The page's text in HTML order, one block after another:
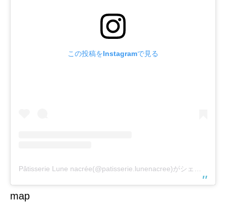
この投稿をInstagramで見る
map